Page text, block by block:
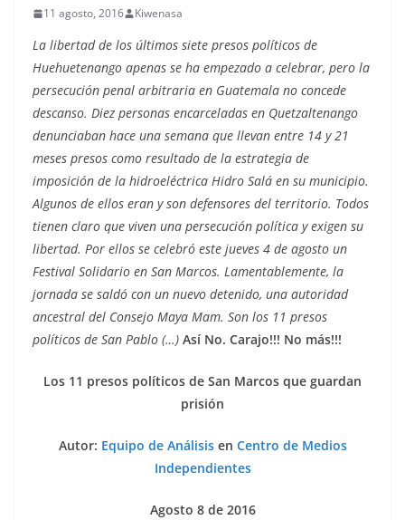
11 agosto, 2016 Kiwenasa
La libertad de los últimos siete presos políticos de
Huehuetenango apenas se ha empezado a celebrar, pero la
persecución penal arbitraria en Guatemala no concede
descanso. Diez personas encarceladas en Quetzaltenango
denunciaban hace una semana que llevan entre 14 y 21
meses presos como resultado de la estrategia de
imposición de la hidroeléctrica Hidro Salá en su municipio.
Algunos de ellos eran y son defensores del territorio. Todos
tienen claro que viven una persecución política y exigen su
libertad. Por ellos se celebró este jueves 4 de agosto un
Festival Solidario en San Marcos. Lamentablemente, la
jornada se saldó con un nuevo detenido, una autoridad
ancestral del Consejo Maya Mam. Son los 11 presos
políticos de San Pablo (…) Así No. Carajo!!! No más!!!
Los 11 presos políticos de San Marcos que guardan
prisión
Autor: Equipo de Análisisen Centro de Medios
Independientes
Agosto 8 de 2016